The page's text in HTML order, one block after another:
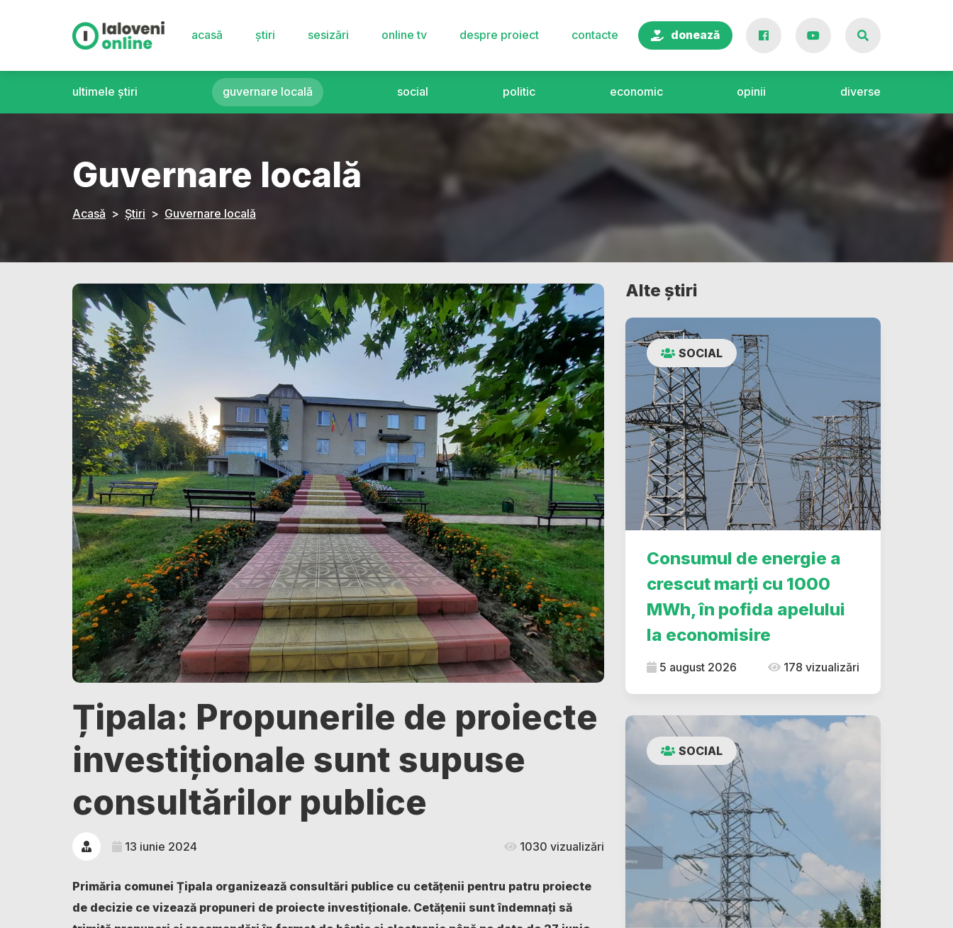
acasă știri sesizări online tv despre proiect contacte donează
ultimele știri guvernare locală social politic economic opinii diverse
Guvernare locală
Acasă Știri Guvernare locală
Țipala: Propunerile de proiecte
investiționale sunt supuse
consultărilor publice
13 iunie 2024 1030 vizualizări
Primăria comunei Țipala organizează consultări publice cu cetățenii pentru patru proiecte
de decizie ce vizează propuneri de proiecte investiționale. Cetățenii sunt îndemnați să
Alte știri
SOCIAL
Consumul de energie a
crescut marți cu 1000
MWh, în pofida apelului
la economisire
5 august 2026 178 vizualizări
SOCIAL